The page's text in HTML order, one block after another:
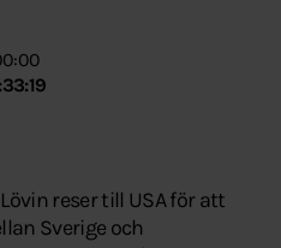
reser till USA för att
Sverige och